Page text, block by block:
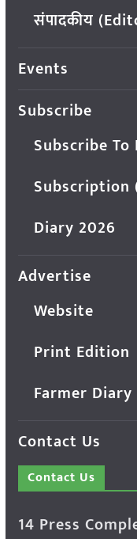
संपादकीय
Events
Subscribe
Subscribe
Diary 2026
Advertise
Website
Print Edition
Farmer Diary
Contact Us
Contact Us
14 Press